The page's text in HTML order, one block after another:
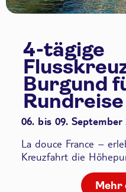
4-tägige
Burgund
06. bis 09. September
La douce France –
Kreuzfahrt die
Mehr